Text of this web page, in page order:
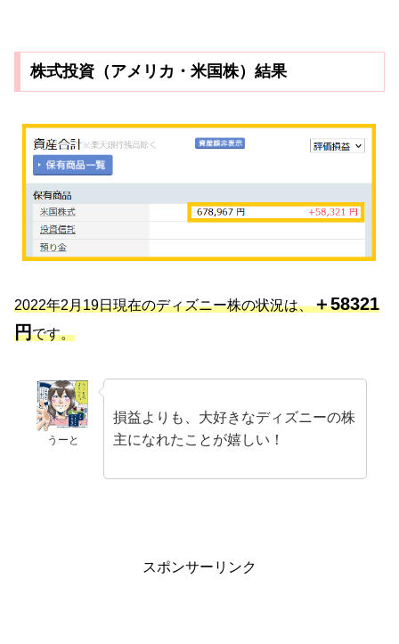
株式投資（アメリカ・米国株）結果
2022年2月19日現在のディズニー株の状況は、＋58321
円です。
うーと
損益よりも、大好きなディズニーの株
主になれたことが嬉しい！
スポンサーリンク